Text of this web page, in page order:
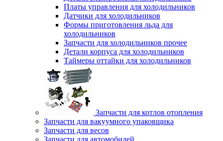
Платы управления для холодильников
Датчики для холодильников
Формы приготовления льда для
холодильников
Запчасти для холодильников прочее
Детали корпуса для холодильников
Таймеры оттайки для холодильников
Запчасти для котлов отопления
Запчасти для вакуумного упаковщика
Запчасти для весов
Запчасти для автомобилей